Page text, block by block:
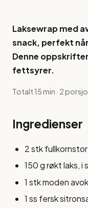
Laksewrap med
snack, perfekt
Denne
fettsyrer.
Totalt 15 min · 2
Ingredienser
2 stk
150 g røkt laks, i
1 stk moden
1 ss fersk